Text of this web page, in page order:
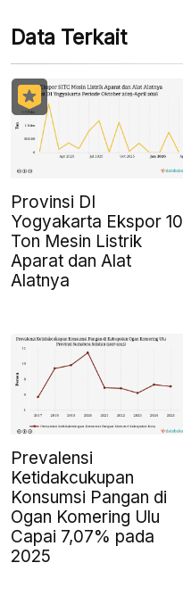
Data Terkait
Provinsi DI
Yogyakarta Ekspor 10
Ton Mesin Listrik
Aparat dan Alat
Alatnya
Prevalensi
Ketidakcukupan
Konsumsi Pangan di
Ogan Komering Ulu
Capai 7,07% pada
2025